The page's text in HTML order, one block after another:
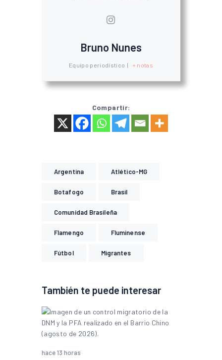
Bruno Nunes
Equipo periodístico | + notas
Compartir:
Argentina Atlético-MG
Botafogo Brasil
Comunidad Brasileña
Flamengo Fluminense
Fútbol Migrantes
También te puede interesar
hace 13 horas